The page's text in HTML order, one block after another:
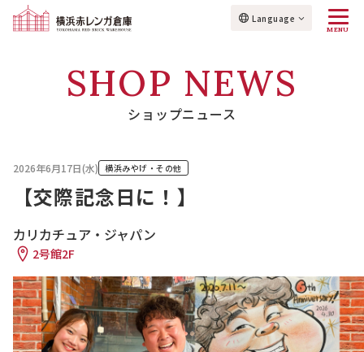
Language
MENU
SHOP NEWS
ショップニュース
2026年6月17日(水) 横浜みやげ・その他
【交際記念日に！】
カリカチュア・ジャパン
2号館2F